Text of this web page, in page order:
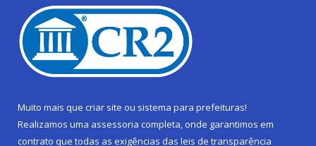
Muito mais que criar site ou sistema para prefeituras!
Realizamos uma assessoria completa, onde garantimos em
contrato que todas as exigências das leis de transparência